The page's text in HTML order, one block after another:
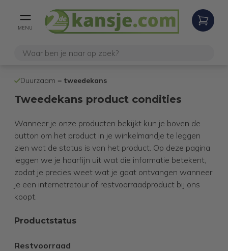
MENU
Duurzaam = tweedekans
Tweedekans product condities
Wanneer je onze producten bekijkt kun je boven de
button om het product in je winkelmandje te leggen
zien wat de status is van het product. Op deze pagina
leggen we je haarfijn uit wat die informatie betekent,
zodat je precies weet wat je gaat ontvangen wanneer
je een internetretour of restvoorraadproduct bij ons
koopt.
Productstatus
Restvoorraad